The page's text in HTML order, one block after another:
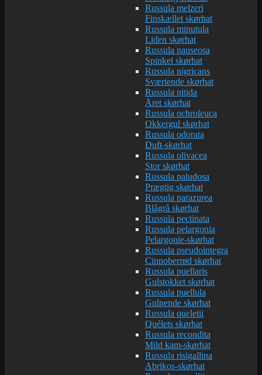
Russula melzeri
Finskællet skørhat
Russula minutula
Liden skørhat
Russula nauseosa
Spinkel skørhat
Russula nigricans
Sværtende skørhat
Russula nitida
Året skørhat
Russula ochroleuca
Okkergul skørhat
Russula odorata
Duft-skørhat
Russula olivacea
Stor skørhat
Russula paludosa
Prægtig skørhat
Russula parazurea
Blågrå skørhat
Russula pectinata
Russula pelargonia
Pelargonie-skørhat
Russula pseudointegra
Cinnoberrød skørhat
Russula puellaris
Gulstokket skørhat
Russula puellula
Gulnende skørhat
Russula queletii
Quélets skørhat
Russula recondita
Mild kam-skørhat
Russula risigallina
Abrikos-skørhat